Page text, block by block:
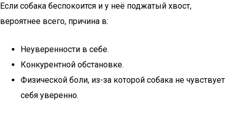
Если собака беспокоится и у неё поджатый хвост,
вероятнее всего, причина в:
Неуверенности в себе.
Конкурентной обстановке.
Физической боли, из-за которой собака не чувствует
себя уверенно.